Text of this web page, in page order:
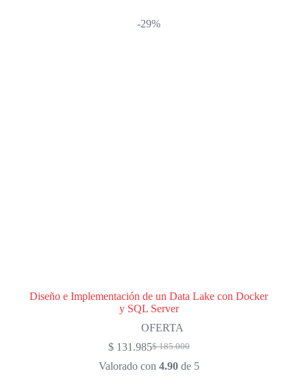
-29%
Diseño e Implementación de un Data Lake con Docker
y SQL Server
OFERTA
$185.000
El
precio
$131.985El
precio
Valorado con 4.90de 5